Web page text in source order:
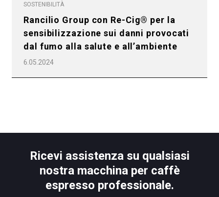
SOSTENIBILITÀ
Rancilio Group con Re-Cig® per la
sensibilizzazione sui danni provocati
dal fumo alla salute e all’ambiente
6.05.2024
Ricevi assistenza su qualsiasi
nostra macchina per caffè
espresso professionale.
Prodotti
News
Download